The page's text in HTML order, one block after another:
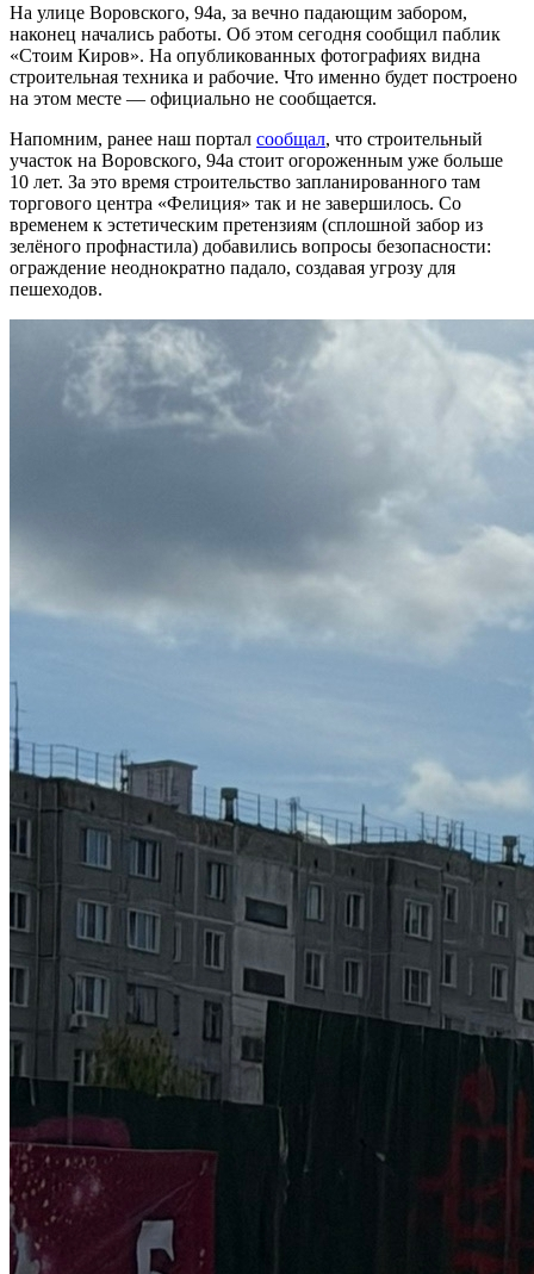
На улице Воровского, 94а, за вечно падающим забором,
наконец начались работы. Об этом сегодня сообщил паблик
«Стоим Киров». На опубликованных фотографиях видна
строительная техника и рабочие. Что именно будет построено
на этом месте — официально не сообщается.
Напомним, ранее наш портал сообщал, что строительный
участок на Воровского, 94а стоит огороженным уже больше
10 лет. За это время строительство запланированного там
торгового центра «Фелиция» так и не завершилось. Со
временем к эстетическим претензиям (сплошной забор из
зелёного профнастила) добавились вопросы безопасности:
ограждение неоднократно падало, создавая угрозу для
пешеходов.